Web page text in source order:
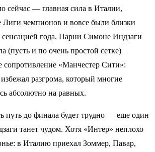
сейчас — главная сила в Италии,
Лиги чемпионов и вовсе были близки
сенсацией года. Парни Симоне Индзаги
(пусть и по очень простой сетке)
сопротивление «Манчестер Сити»:
разгрома, который многие
абсолютно на равных.
путь до финала будет трудно — еще один
танет чудом. Хотя «Интер» неплохо
в Италию приехал Зоммер, Павар,